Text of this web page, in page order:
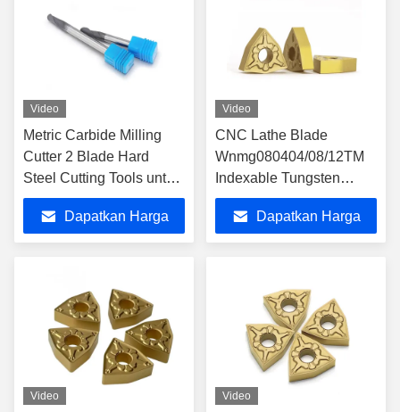
Video
Metric Carbide Milling
Cutter 2 Blade Hard
Steel Cutting Tools untuk
pemotongan tugas berat
Dapatkan Harga
Video
CNC Lathe Blade
Wnmg080404/08/12TM
Indexable Tungsten
Carbide dengan Lapisan
CVD
Dapatkan Harga
Video Video